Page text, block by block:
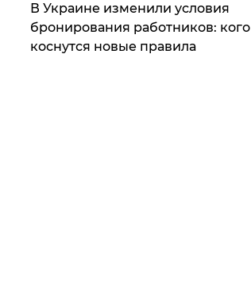
В Украине изменили условия
бронирования работников: кого
коснутся новые правила